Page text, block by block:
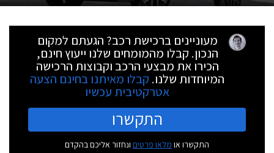
מעוניינים ברכישת רכב? הגעתם למקום
הנכון. קבלו מהמומחים שלנו ייעוץ חינם,
הכירו את מבצעי הרכב וקבוצות הרכישה
המיוחדות שלנו. קבלו מאיתנו בחינם הצעה
אטרקטיבית עכשיו
התקשרו
התקשרו או מלאו פרטים ונחזור אליכם בהקדם